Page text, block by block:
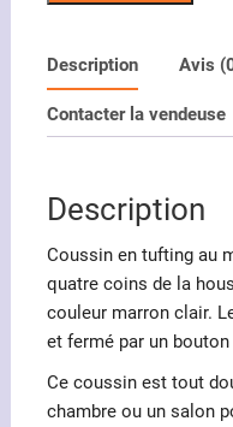
en
tête
de
chat
Description Avis
Contacter la vendeuse
Description
Coussin en tufting au
quatre coins de la
couleur marron clair.
et fermé par un
Ce coussin est tout
chambre ou un salon